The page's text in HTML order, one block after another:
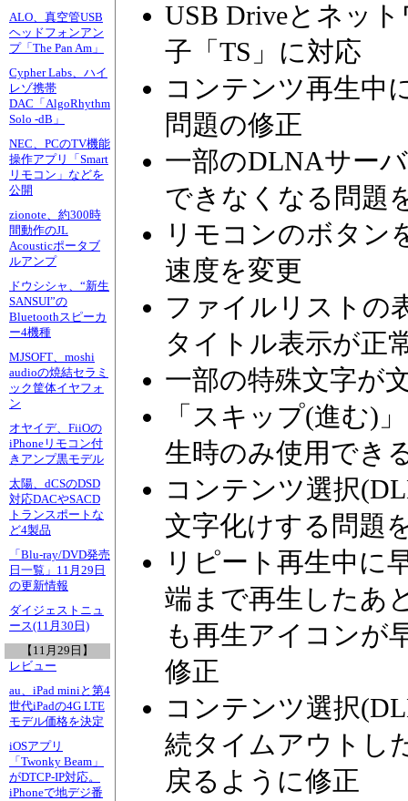
ALO、真空管USB
ヘッドフォンアン
プ「The Pan Am」
Cypher Labs、ハイ
レゾ携帯
DAC「AlgoRhythm
Solo -dB」
NEC、PCのTV機能
操作アプリ「Smart
リモコン」などを
公開
zionote、約300時
間動作のJL
Acousticポータブ
ルアンプ
ドウシシャ、“新生
SANSUI”の
Bluetoothスピーカ
ー4機種
MJSOFT、moshi
audioの焼結セラミ
ック筐体イヤフォ
ン
オヤイデ、FiiOの
iPhoneリモコン付
きアンプ黒モデル
太陽、dCSのDSD
対応DACやSACD
トランスポートな
ど4製品
「Blu-ray/DVD発売
日一覧」11月29日
の更新情報
ダイジェストニュ
ース(11月30日)
【11月29日】
レビュー
au、iPad miniと第4
世代iPadの4G LTE
モデル価格を決定
iOSアプリ
「Twonky Beam」
がDTCP-IP対応。
iPhoneで地デジ番
USB Driveとネッ
子「TS」に対応
コンテンツ再生中
問題の修正
一部のDLNAサー
できなくなる問題
リモコンのボタン
速度を変更
ファイルリストの
タイトル表示が正
一部の特殊文字が
「スキップ(進む)
生時のみ使用でき
コンテンツ選択
文字化けする問題
リピート再生中に
端まで再生したあ
も再生アイコンが
修正
コンテンツ選択
続タイムアウトし
戻るように修正